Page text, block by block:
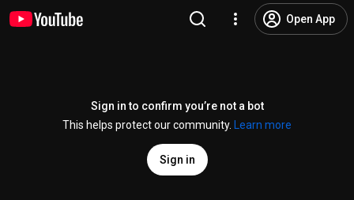
Open App
Sign in to confirm you’re not a bot
This helps protect our community.
Learn more
Sign in